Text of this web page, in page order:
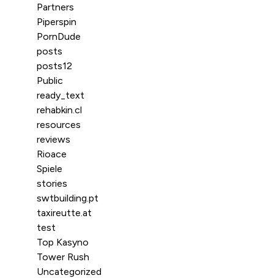
Partners
Piperspin
PornDude
posts
posts12
Public
ready_text
rehabkin.cl
resources
reviews
Rioace
Spiele
stories
swtbuilding.pt
taxireutte.at
test
Top Kasyno
Tower Rush
Uncategorized